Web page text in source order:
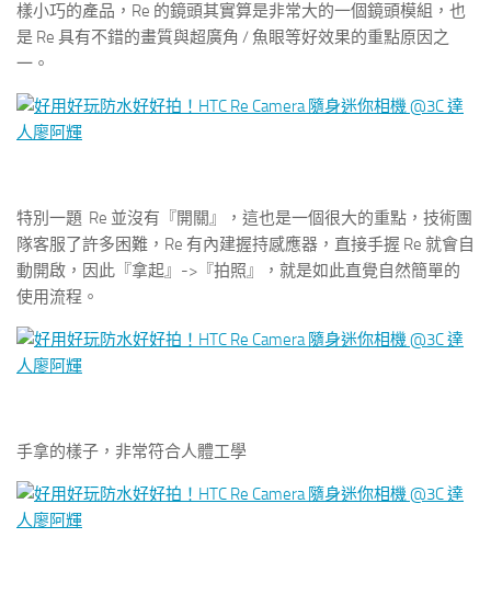
樣小巧的產品，Re 的鏡頭其實算是非常大的一個鏡頭模組，也
是 Re 具有不錯的畫質與超廣角 / 魚眼等好效果的重點原因之
一。
特別一題 Re 並沒有『開關』，這也是一個很大的重點，技術團
隊客服了許多困難，Re 有內建握持感應器，直接手握 Re 就會自
動開啟，因此『拿起』->『拍照』，就是如此直覺自然簡單的
使用流程。
手拿的樣子，非常符合人體工學